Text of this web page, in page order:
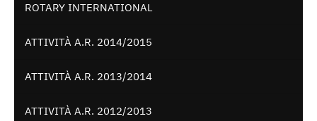
ROTARY INTERNATIONAL
ATTIVITÀ A.R. 2014/2015
ATTIVITÀ A.R. 2013/2014
ATTIVITÀ A.R. 2012/2013